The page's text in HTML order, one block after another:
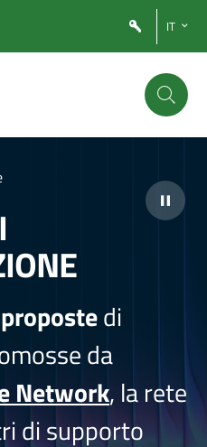
IT
di
da
Network, la rete
di supporto